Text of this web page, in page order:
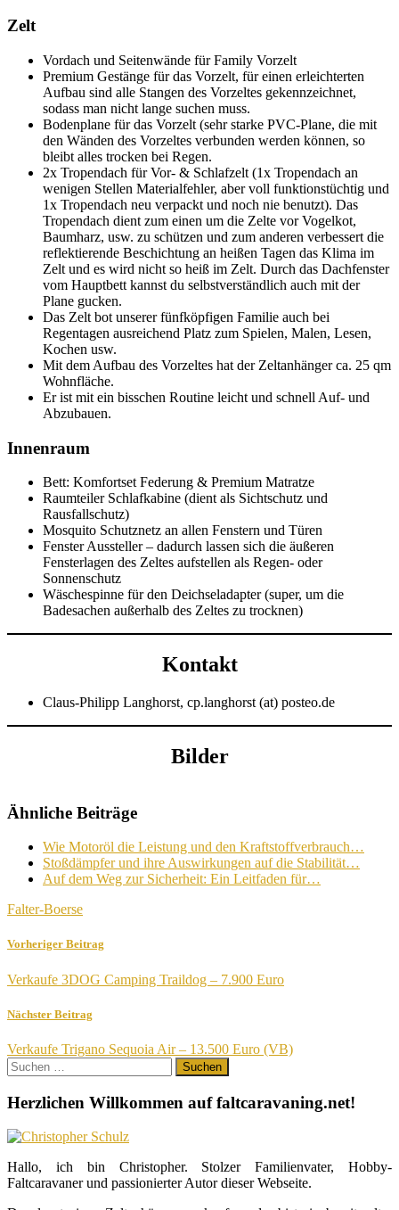
Zelt
Vordach und Seitenwände für Family Vorzelt
Premium Gestänge für das Vorzelt, für einen erleichterten
Aufbau sind alle Stangen des Vorzeltes gekennzeichnet,
sodass man nicht lange suchen muss.
Bodenplane für das Vorzelt (sehr starke PVC-Plane, die mit
den Wänden des Vorzeltes verbunden werden können, so
bleibt alles trocken bei Regen.
2x Tropendach für Vor- & Schlafzelt (1x Tropendach an
wenigen Stellen Materialfehler, aber voll funktionstüchtig und
1x Tropendach neu verpackt und noch nie benutzt). Das
Tropendach dient zum einen um die Zelte vor Vogelkot,
Baumharz, usw. zu schützen und zum anderen verbessert die
reflektierende Beschichtung an heißen Tagen das Klima im
Zelt und es wird nicht so heiß im Zelt. Durch das Dachfenster
vom Hauptbett kannst du selbstverständlich auch mit der
Plane gucken.
Das Zelt bot unserer fünfköpfigen Familie auch bei
Regentagen ausreichend Platz zum Spielen, Malen, Lesen,
Kochen usw.
Mit dem Aufbau des Vorzeltes hat der Zeltanhänger ca. 25 qm
Wohnfläche.
Er ist mit ein bisschen Routine leicht und schnell Auf- und
Abzubauen.
Innenraum
Bett: Komfortset Federung & Premium Matratze
Raumteiler Schlafkabine (dient als Sichtschutz und
Rausfallschutz)
Mosquito Schutznetz an allen Fenstern und Türen
Fenster Aussteller – dadurch lassen sich die äußeren
Fensterlagen des Zeltes aufstellen als Regen- oder
Sonnenschutz
Wäschespinne für den Deichseladapter (super, um die
Badesachen außerhalb des Zeltes zu trocknen)
Kontakt
Claus-Philipp Langhorst, cp.langhorst (at) posteo.de
Bilder
Ähnliche Beiträge
Wie Motoröl die Leistung und den Kraftstoffverbrauch…
Stoßdämpfer und ihre Auswirkungen auf die Stabilität…
Auf dem Weg zur Sicherheit: Ein Leitfaden für…
Falter-Boerse
Vorheriger Beitrag
Verkaufe 3DOG Camping Traildog – 7.900 Euro
Nächster Beitrag
Verkaufe Trigano Sequoia Air – 13.500 Euro (VB)
Suchen
nach:
Herzlichen Willkommen auf faltcaravaning.net!
Hallo, ich bin Christopher. Stolzer Familienvater, Hobby-
Faltcaravaner und passionierter Autor dieser Webseite.